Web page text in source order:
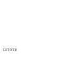
штати